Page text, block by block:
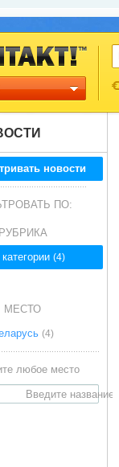
новости
ПО:
РУБРИКА
(4)
МЕСТО
(4)
любое место